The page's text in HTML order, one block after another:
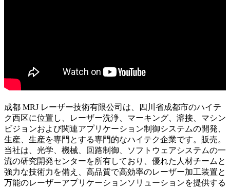
成都 MRJ レーザー技術有限公司は、四川省成都市のハイテ
ク西区に位置し、レーザー洗浄、マーキング、溶接、マシン
ビジョンおよび関連アプリケーション制御システムの開発、
生産、生産を専門とする専門的なハイテク企業です。販売。
当社は、光学、機械、回路制御、ソフトウェアシステムの一
流の研究開発センターを所有しており、優れた人材チームと
強力な技術力を備え、高品質で高効率のレーザー加工装置と
万能のレーザーアプリケーションソリューションを提供する